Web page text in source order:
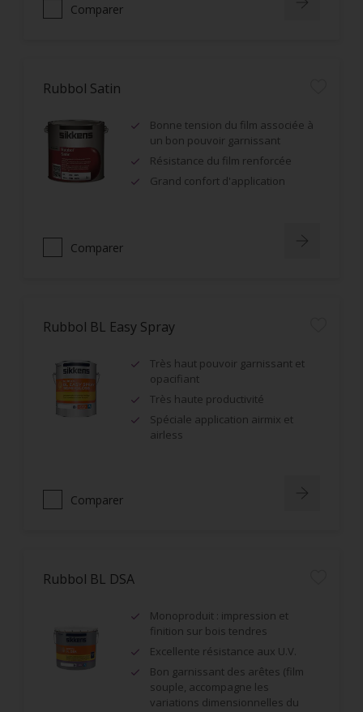
Comparer
Rubbol Satin
Bonne tension du film associée à
un bon pouvoir garnissant
Résistance du film renforcée
Grand confort d'application
Comparer
Rubbol BL Easy Spray
Très haut pouvoir garnissant et
opacifiant
Très haute productivité
Spéciale application airmix et
airless
Comparer
Rubbol BL DSA
Monoproduit : impression et
finition sur bois tendres
Excellente résistance aux U.V.
Bon garnissant des arêtes (film
souple, accompagne les
variations dimensionnelles du